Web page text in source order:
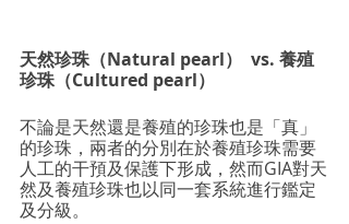
天然珍珠（Natural pearl）  vs. 養殖
珍珠（Cultured pearl）
不論是天然還是養殖的珍珠也是「真」
的珍珠，兩者的分別在於養殖珍珠需要
人工的干預及保護下形成，然而GIA對天
然及養殖珍珠也以同一套系統進行鑑定
及分級。